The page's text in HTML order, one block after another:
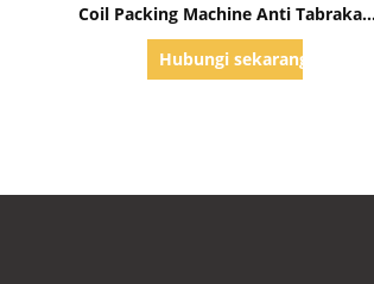
Coil Packing Machine Anti Tabrakan
Dengan Kontrol PLC
Hubungi sekarang